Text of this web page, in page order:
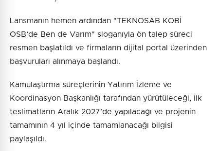
Lansmanın hemen ardından "TEKNOSAB KOBİ
OSB’de Ben de Varım" sloganıyla ön talep süreci
resmen başlatıldı ve firmaların dijital portal üzerinden
başvuruları alınmaya başlandı.
Kamulaştırma süreçlerinin Yatırım İzleme ve
Koordinasyon Başkanlığı tarafından yürütüleceği, ilk
teslimatların Aralık 2027’de yapılacağı ve projenin
tamamının 4 yıl içinde tamamlanacağı bilgisi
paylaşıldı.